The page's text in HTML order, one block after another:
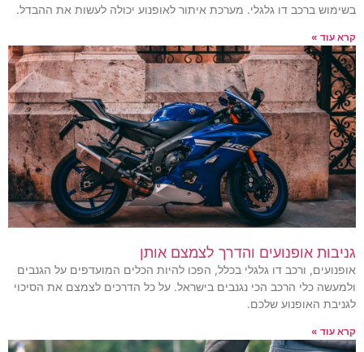
בשימוש ברכב דו גלגלי. מערכת איתור לאופנוע יכולה לעשות את ההבדל.
קרא עוד »
גניבות אופנועים והדרך לצמצם אותן
אופנועים, ורכב דו גלגלי בכלל, הפכו להיות הכלים המועדפים על הגנבים
ולמעשה כלי הרכב הכי נגנבים בישראל. על כל הדרכים לצמצם את הסיכוי
לגניבת האופנוע שלכם.
קרא עוד »